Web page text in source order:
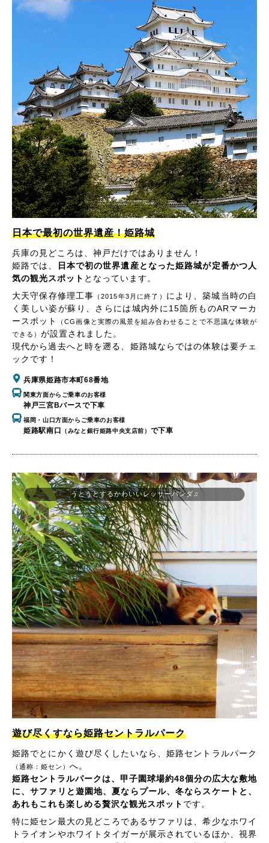
日本で最初の世界遺産！姫路城
兵庫の見どころは、神戸だけではありません！
姫路では、
日本で初の世界遺産となった姫路城が定番かつ人
気の観光スポット となっています。
大天守保存修理工事
（2015年3月に終了）
により、築城当時の白
く美しい姿が蘇り、さらには城内外に15箇所ものARマーカ
ースポット
（CG画像と実際の風景を組み合わせることで不思議な体験が
できる） が設置されました。
現代から過去へと時を遡る、姫路城ならではの体験は要チェ
ックです！
兵庫県姫路市本町68番地
関東方面からご乗車のお客様
神戸三宮Bバースで下車
福岡・山口方面からご乗車のお客様
姫路駅南口 （みなと銀行姫路中央支店前） で下車
遊び尽くすなら姫路セントラルパーク
姫路でとにかく遊び尽くしたいなら、姫路セントラルパーク
（通称：姫セン） へ。
姫路セントラルパークは、甲子園球場約48個分の広大な敷地
に、サファリと遊園地、夏ならプール、冬ならスケートと、
あれもこれも楽しめる贅沢な観光スポット です。
特に姫セン最大の見どころであるサファリは、希少なホワイ
トライオンやホワイトタイガーが展示されているほか、視界
うとうとするかわいいレッサーパンダ♫